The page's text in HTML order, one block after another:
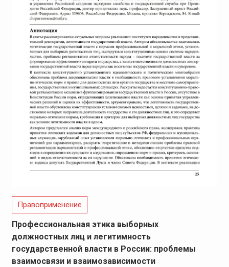
Правоприменение
Профессиональная этика выборных
должностных лиц и легитимность
государственной власти в России: проблемы
взаимосвязи и взаимозависимости